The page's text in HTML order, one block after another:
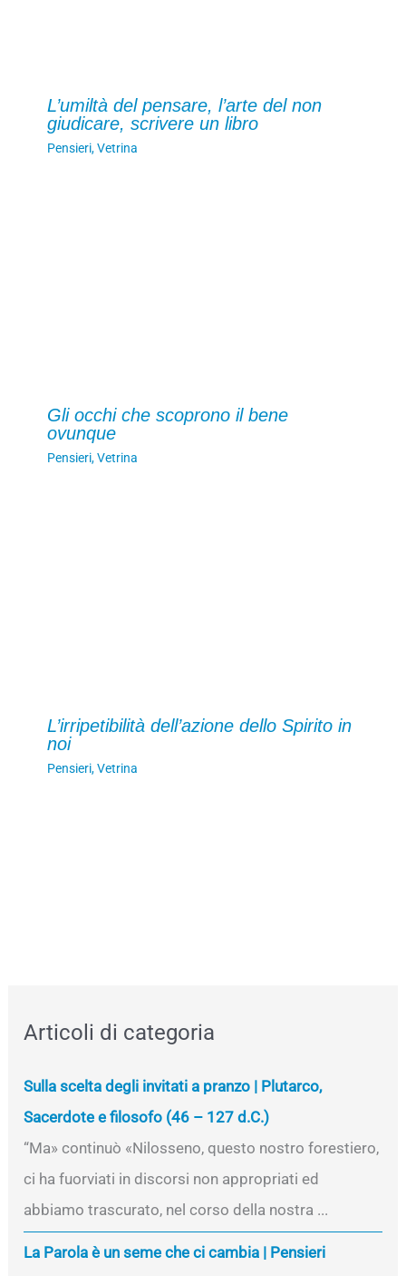
L’umiltà del pensare, l’arte del non
giudicare, scrivere un libro
Pensieri,Vetrina
Gli occhi che scoprono il bene
ovunque
Pensieri,Vetrina
L’irripetibilità dell’azione dello Spirito in
noi
Pensieri,Vetrina
Articoli di categoria
Sulla scelta degli invitati a pranzo | Plutarco,
Sacerdote e filosofo (46 – 127 d.C.)
“Ma» continuò «Nilosseno, questo nostro forestiero,
ci ha fuorviati in discorsi non appropriati ed
abbiamo trascurato, nel corso della nostra ...
La Parola è un seme che ci cambia | Pensieri